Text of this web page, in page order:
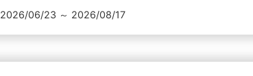
2026/06/23 ～ 2026/08/17